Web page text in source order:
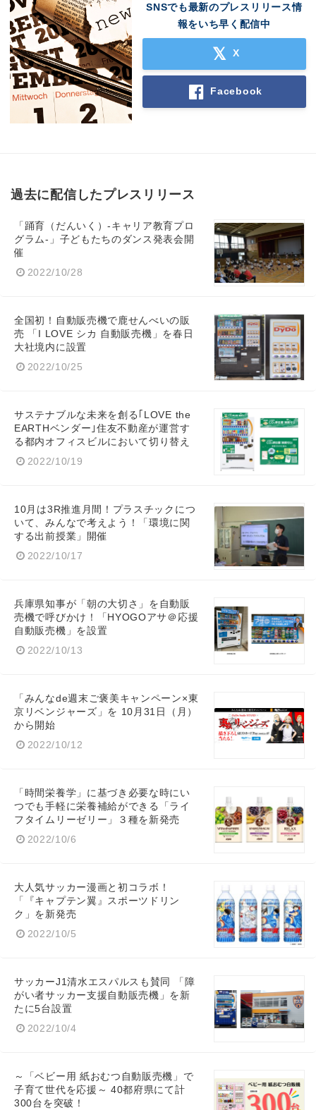
SNSでも最新のプレスリリース情
報をいち早く配信中
X
Facebook
過去に配信したプレスリリース
「踊育（だんいく）-キャリア教育プロ
グラム-」子どもたちのダンス発表会開
催
2022/10/28
全国初！自動販売機で鹿せんべいの販
売 「I LOVE シカ 自動販売機」を春日
大社境内に設置
2022/10/25
サステナブルな未来を創る｢LOVE the
EARTHベンダー｣住友不動産が運営す
る都内オフィスビルにおいて切り替え
2022/10/19
10月は3R推進月間！プラスチックにつ
いて、みんなで考えよう！「環境に関
する出前授業」開催
2022/10/17
兵庫県知事が「朝の大切さ」を自動販
売機で呼びかけ！「HYOGOアサ＠応援
自動販売機」を設置
2022/10/13
「みんなde週末ご褒美キャンペーン×東
京リベンジャーズ」を 10月31日（月）
から開始
2022/10/12
「時間栄養学」に基づき必要な時にい
つでも手軽に栄養補給ができる「ライ
フタイムリーゼリー」３種を新発売
2022/10/6
大人気サッカー漫画と初コラボ！
「『キャプテン翼』スポーツドリン
ク」を新発売
2022/10/5
サッカーJ1清水エスパルスも賛同 「障
がい者サッカー支援自動販売機」を新
たに5台設置
2022/10/4
～「ベビー用 紙おむつ自動販売機」で
子育て世代を応援～ 40都府県にて計
300台を突破！